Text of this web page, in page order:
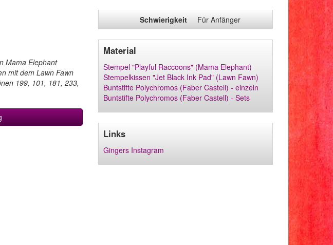
Mama Elephant
mit dem Lawn Fawn
199, 101, 181, 233,
Schwierigkeit Für Anfänger
Material
Stempel "Playful Raccoons" (Mama Elephant)
Stempelkissen "Jet Black Ink Pad" (Lawn Fawn)
Buntstifte Polychromos (Faber Castell) - einzeln
Buntstifte Polychromos (Faber Castell) - Sets
Links
Gingers Instagram